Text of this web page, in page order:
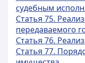
судебным
Статья 75.
передаваемого
Статья 76.
Статья 77.